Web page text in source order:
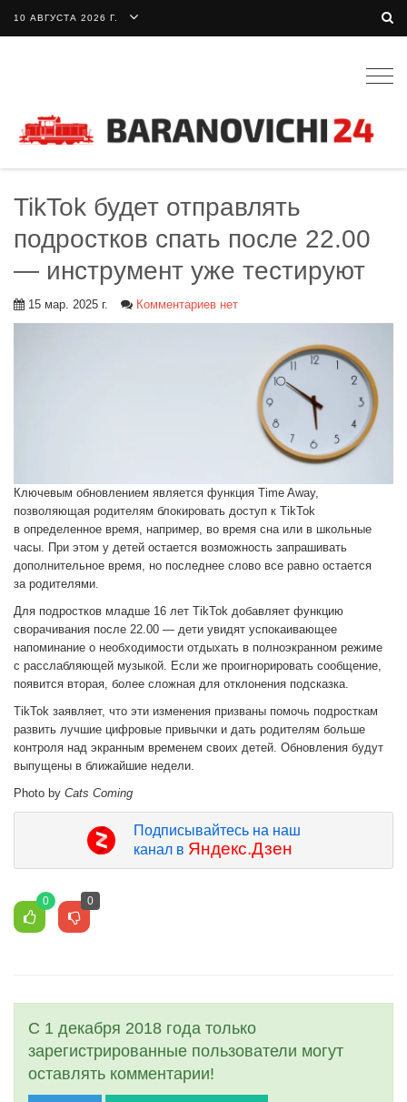
10 АВГУСТА 2026 Г.
TikTok будет отправлять
подростков спать после 22.00
— инструмент уже тестируют
15 мар. 2025 г. Комментариев нет
Ключевым обновлением является функция Time Away,
позволяющая родителям блокировать доступ к TikTok
в определенное время, например, во время сна или в школьные
часы. При этом у детей остается возможность запрашивать
дополнительное время, но последнее слово все равно остается
за родителями.
Для подростков младше 16 лет TikTok добавляет функцию
сворачивания после 22.00 — дети увидят успокаивающее
напоминание о необходимости отдыхать в полноэкранном режиме
с расслабляющей музыкой. Если же проигнорировать сообщение,
появится вторая, более сложная для отклонения подсказка.
TikTok заявляет, что эти изменения призваны помочь подросткам
развить лучшие цифровые привычки и дать родителям больше
контроля над экранным временем своих детей. Обновления будут
выпущены в ближайшие недели.
Photo by Cats Coming
Подписывайтесь на наш
канал в Яндекс.Дзен
0 0
С 1 декабря 2018 года только
зарегистрированные пользователи могут
оставлять комментарии!